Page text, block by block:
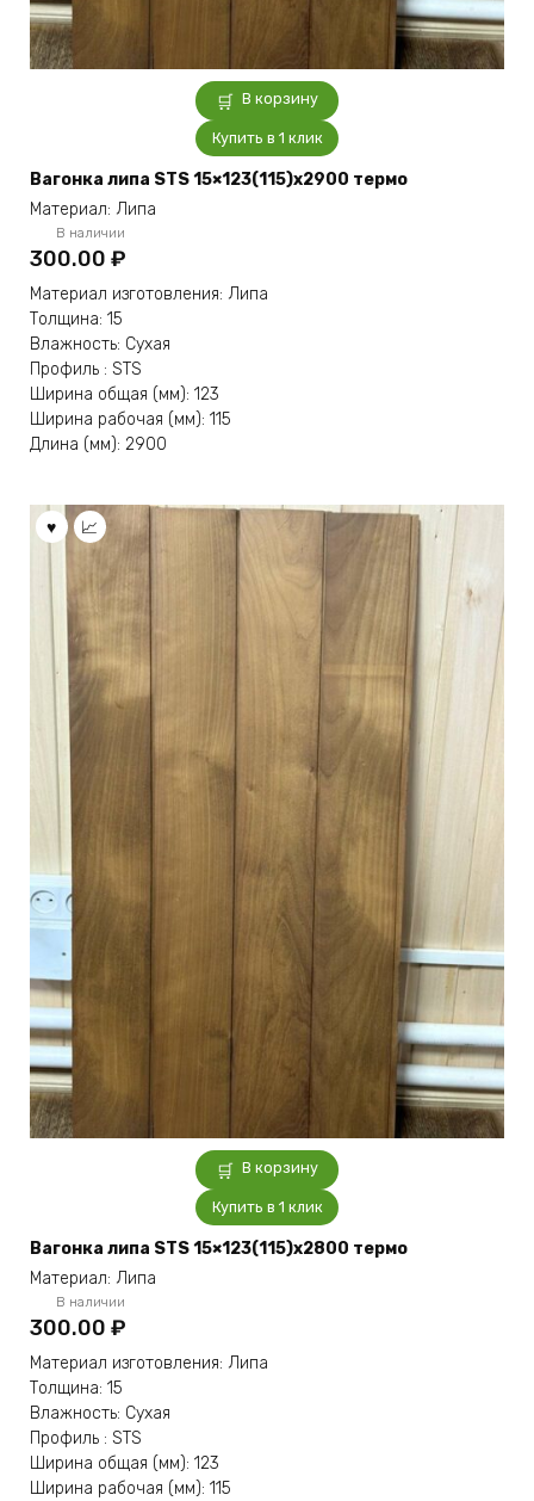
В корзину
Купить в 1 клик
Вагонка липа STS 15×123(115)x2900 термо
Материал: Липа
В наличии
300.00 ₽
Материал изготовления: Липа
Толщина: 15
Влажность: Сухая
Профиль : STS
Ширина общая (мм): 123
Ширина рабочая (мм): 115
Длина (мм): 2900
В корзину
Купить в 1 клик
Вагонка липа STS 15×123(115)x2800 термо
Материал: Липа
В наличии
300.00 ₽
Материал изготовления: Липа
Толщина: 15
Влажность: Сухая
Профиль : STS
Ширина общая (мм): 123
Ширина рабочая (мм): 115